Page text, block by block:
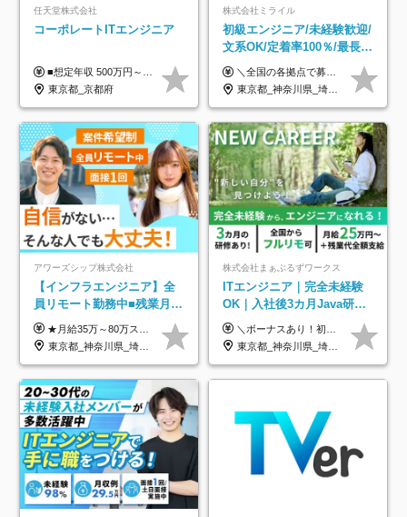
任天堂株式会社
コーポレートITエンジニア
■想定年収 500万円～900万円 月給制 月給278,000円～ ※残業が発生した場合、残業代を別途全額支給します ※試用期間2ヶ月あり(待遇や給与に差異はありません)
東京都_京都府
株式会社ミライル
初級エンジニア/未経験歓迎/
文系OK/定着率100％/最長1
年の自社ITスクール研修あ
り/年休130日
＼全国の各拠点で募集中！／ 給与は以下の通り、勤務地により異なります。 札幌：月給23万円～27万円 仙台：月給22万円～26万円 新潟：月給22万円～26万円 東京：月給26万円～30万円 大阪：月給24万円～29万円 福岡：月給23.5万円～27万円 沖縄：月給21万円～26万円 ◎給与は知識や経験を考慮して決定します。 ◎残業は別途全額支給します。 ◎試用期間12カ月あり（給与は以下の通りです。その他条件に変更はありません） （試用期間の給与） 札幌：月給18.6万円～ 仙台：月給19万円～ 新潟：月給18万円～ 東京：月給22万円～ 大阪：月給20.8万円～ 福岡：月給19万円～ 沖縄：月給18万円～
東京都_神奈川県_埼玉県_千葉県_大阪府_愛知県_北海道_青森県_岩手県_宮城県_秋田県_山形県_福島県_茨城県_栃木県_群馬県_新潟県_山梨県_長野県_富山県_石川県_福井県_静岡県_岐阜県_三重県_兵庫県_京都府_滋賀県_奈良県_和歌山県_広島県_岡山県_鳥取県_島根県_山口県_徳島県_香川県_愛媛県_高知県_福岡県_熊本県_佐賀県_長崎県_大分県_宮崎県_鹿児島県_沖縄県
アワーズシップ株式会社
【インフラエンジニア】全
員リモート勤務中■残業月
3h■最大3ヶ月の連休あり■
年休126日■20～30代活躍
中！
★月給35万～80万スタートも可 【未経験の方】 ■月給26万～80万＋賞与年2回（年2ヶ月分） 【何かしらのインフラエンジニア経験をお持ちの方】 ■月給35万～80万＋賞与年2回（年2ヶ月分） ※スキル・経験などを考慮し決定します ※試用期間6ヶ月あり。期間中は契約社員となります。その他の待遇に差異はありません（試用期間終了後、昇給の可能性あり） ※上記金額には固定残業代（月30時間分／4万9600円～15万2600円）を含みます。超過分は別途支給いたします。 ＼頑張りはインセンティブで還元！／ クライアントに貢献度を評価され、当社のエンジニアが追加で案件に参画することになるなど、会社にとって利益になる行動はしっかり評価します。 会社の成長に貢献できていることを実感でき、「もっと頑張ろう」と思える体制づくりを整えています！
東京都_神奈川県_埼玉県_千葉県_大阪府
株式会社まぁぶるずワークス
ITエンジニア｜完全未経験
OK｜入社後3カ月Java研修
｜リモート率8割以上｜充実
のキャリア支援｜残業月10h
＼ボーナスあり！初年度から年収300万円以上／ ■月給25万円～35万円＋残業代全額支給＋各種手当＋賞与年1回 ◎経験・年齢・スキルなどを考慮し、できるだけ優遇します ◎試用期間中(3カ月)は契約社員で、月給21万円＋諸手当になります。 (試用期間中は残業が発生しません。その他の待遇に変更はありません) ----------------- ＼3つの評価軸！実力次第で早期収入アップ！／ 【1】スキル(IT理解、実装力、設計) 【2】実務力(現場評価、コミュ力、品質) 【3】姿勢(自走力、意欲、責任感) この3つの評価軸で、3カ月ごとに評価。社内グレードにより、給与が決まる明確な仕組みです。何ができれば給与が上がるのか分かりやすく、実力や努力次第で早期に収入を増やせます！ 【固定残業代について】 なし（残業代は、実際の労働時間に応じて別途全額支給）
東京都_神奈川県_埼玉県_千葉県_大阪府_愛知県_北海道_青森県_岩手県_宮城県_秋田県_山形県_福島県_茨城県_栃木県_群馬県_新潟県_山梨県_長野県_富山県_石川県_福井県_静岡県_岐阜県_三重県_兵庫県_京都府_滋賀県_奈良県_和歌山県_広島県_岡山県_鳥取県_島根県_山口県_徳島県_香川県_愛媛県_高知県_福岡県_熊本県_佐賀県_長崎県_大分県_宮崎県_鹿児島県_沖縄県